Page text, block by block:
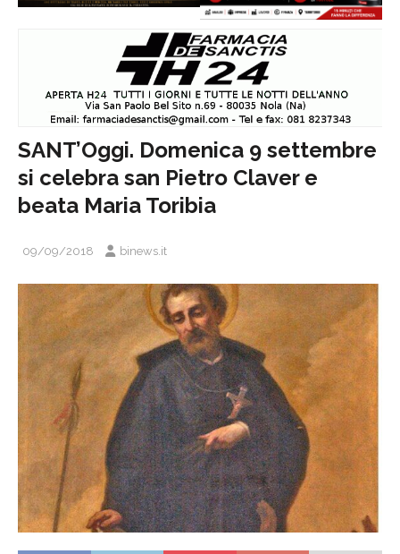
SANT’Oggi. Domenica 9 settembre
si celebra san Pietro Claver e
beata Maria Toribia
09/09/2018 binews.it